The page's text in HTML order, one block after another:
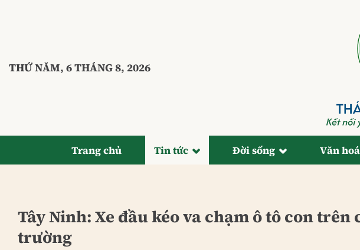
THỨ NĂM, 6 THÁNG 8, 2026
Trang chủ Tin tức Đời sống Văn hoá
Tây Ninh: Xe đầu kéo va chạm ô tô con
trường